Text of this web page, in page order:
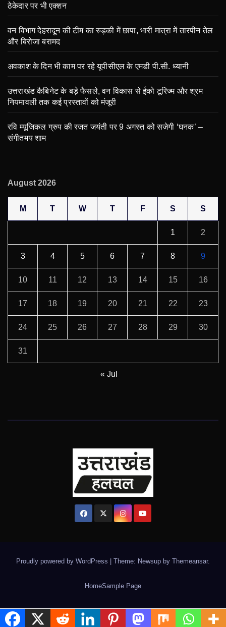
ठेकेदार पर भी एक्शन
वन विभाग देहरादून की टीम का रुड़की में छापा, भारी मात्रा में तारपीन तेल
और बिरोजा बरामद
अवकाश के दिन भी काम पर रहे यूपीसीएल के एमडी पी.सी. ध्यानी
उत्तराखंड कैबिनेट के बड़े फैसले, वन विकास से ईको टूरिज्म और श्रम
नियमावली तक कई प्रस्तावों को मंजूरी
रवि म्यूजिकल ग्रुप की रजत जयंती पर 9 अगस्त को सजेगी ‘घनक’ –
संगीतमय शाम
August 2026
M T W T F S S
1 2
3 4 5 6 7 8 9
10 11 12 13 14 15 16
17 18 19 20 21 22 23
24 25 26 27 28 29 30
31
« Jul
Proudly powered by WordPress Theme: Newsup by Themeansar.
HomeSample Page